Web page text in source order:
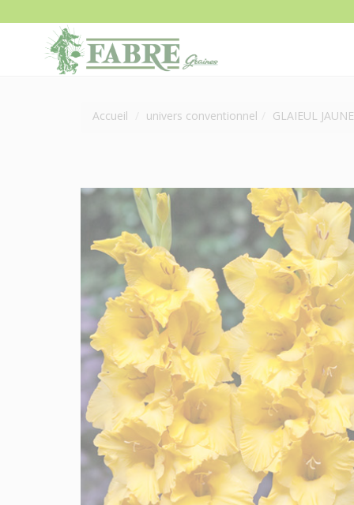
Accueil univers conventionnel GLAIEUL JAUNE